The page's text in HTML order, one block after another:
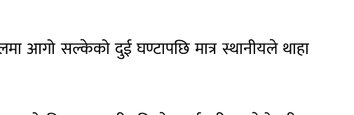
आगो सल्केको दुई घण्टापछि मात्र स्थानीयले थाहा